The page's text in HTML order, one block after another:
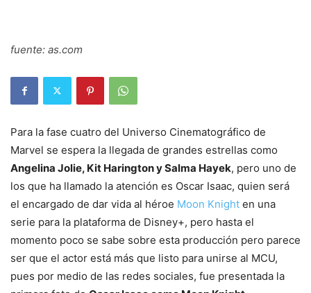
fuente: as.com
Para la fase cuatro del Universo Cinematográfico de
Marvel se espera la llegada de grandes estrellas como
Angelina Jolie, Kit Harington y Salma Hayek, pero uno de
los que ha llamado la atención es Oscar Isaac, quien será
el encargado de dar vida al héroe Moon Knight en una
serie para la plataforma de Disney+, pero hasta el
momento poco se sabe sobre esta producción pero parece
ser que el actor está más que listo para unirse al MCU,
pues por medio de las redes sociales, fue presentada la